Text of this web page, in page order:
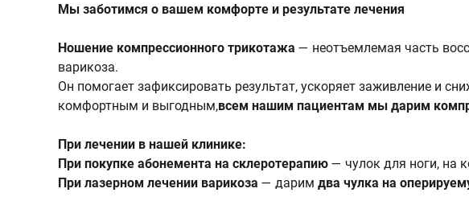
Мы заботимся о вашем комфорте и результате лечения
Ношение компрессионного трикотажа — неотъемлемая часть
варикоза.
Он помогает зафиксировать результат, ускоряет заживление и
комфортным и выгодным,всем нашим пациентам мы дарим
При лечении в нашей клинике:
При покупке абонемента на склеротерапию — чулок для ноги, на
При лазерном лечении варикоза — дарим два чулка на